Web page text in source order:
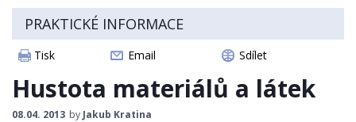
ČLÁNKY
CAD MODELY
STROJNICKÉ TABULKY
ZNAČENÍ HUTNÍCH MATERIÁLŮ
PŘEVOD TVRDOSTI MATERIÁLŮ
VLASTNOSTI LÁTEK A MATERIÁLŮ
PRAKTICKÉ INFORMACE
Tisk Email Sdílet
Hustota materiálů a látek
08.04. 2013 by Jakub Kratina